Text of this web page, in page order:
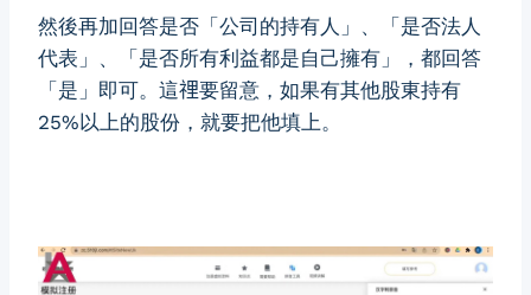
然後再加回答是否「公司的持有人」、「是否法人
代表」、「是否所有利益都是自己擁有」，都回答
「是」即可。這𥚃要留意，如果有其他股東持有
25%以上的股份，就要把他填上。